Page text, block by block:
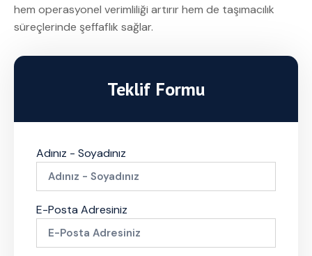
hem operasyonel verimliliği artırır hem de taşımacılık
süreçlerinde şeffaflık sağlar.
Teklif Formu
Adınız - Soyadınız
E-Posta Adresiniz